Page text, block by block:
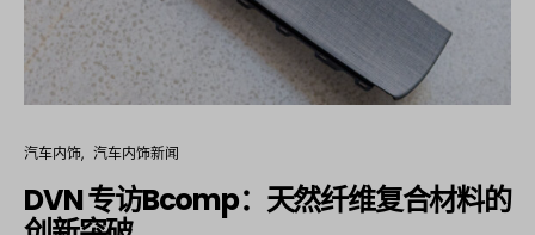
汽车内饰 汽车内饰新闻
DVN 专访Bcomp：天然纤维复合材料的